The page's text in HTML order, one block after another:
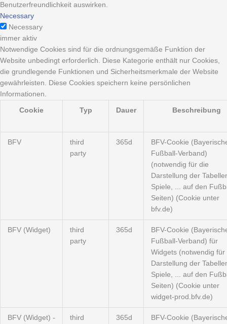
Benutzerfreundlichkeit auswirken.
Necessary
Necessary
immer aktiv
Notwendige Cookies sind für die ordnungsgemäße Funktion der
Website unbedingt erforderlich. Diese Kategorie enthält nur Cookies,
die grundlegende Funktionen und Sicherheitsmerkmale der Website
gewährleisten. Diese Cookies speichern keine persönlichen
Informationen.
Cookie Typ Dauer Beschreibung
BFV
third
party
365d
BFV-Cookie
Fußball-Verband)
(notwendig für die
Darstellung der
Spiele, ... auf den
Seiten) (Cookie unter
bfv.de)
BFV (Widget)
third
party
365d
BFV-Cookie
Fußball-Verband) für
Widgets (notwendig für
Darstellung der
Spiele, ... auf den
Seiten) (Cookie unter
widget-prod.bfv.de)
BFV (Widget) -
third
365d
BFV-Cookie